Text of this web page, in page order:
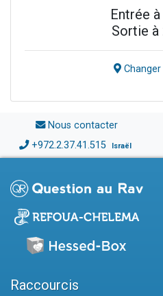
Entrée à
Sortie à
Changer
Nous contacter
+972.2.37.41.515 Israël
Raccourcis